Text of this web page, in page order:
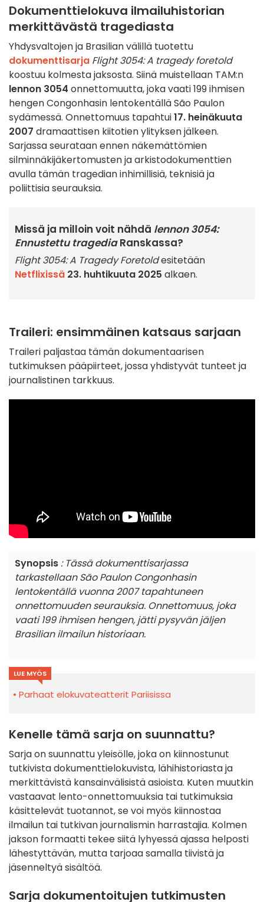
Dokumenttielokuva ilmailuhistorian
merkittävästä tragediasta
Yhdysvaltojen ja Brasilian välillä tuotettu
dokumenttisarja Flight 3054: A tragedy foretold
koostuu kolmesta jaksosta. Siinä muistellaan TAM:n
lennon 3054 onnettomuutta, joka vaati 199 ihmisen
hengen Congonhasin lentokentällä São Paulon
sydämessä. Onnettomuus tapahtui17. heinäkuuta
2007 dramaattisen kiitotien ylityksen jälkeen.
Sarjassa seurataan ennen näkemättömien
silminnäkijäkertomusten ja arkistodokumenttien
avulla tämän tragedian inhimillisiä, teknisiä ja
poliittisia seurauksia.
Missä ja milloin voit nähdä lennon 3054:
Ennustettu tragediaRanskassa?
Flight 3054: A Tragedy Foretoldesitetään
Netflixissä 23. huhtikuuta 2025 alkaen.
Traileri: ensimmäinen katsaus sarjaan
Traileri paljastaa tämän dokumentaarisen
tutkimuksen pääpiirteet, jossa yhdistyvät tunteet ja
journalistinen tarkkuus.
Synopsis : Tässä dokumenttisarjassa
tarkastellaan São Paulon Congonhasin
lentokentällä vuonna 2007 tapahtuneen
onnettomuuden seurauksia. Onnettomuus, joka
vaati 199 ihmisen hengen, jätti pysyvän jäljen
Brasilian ilmailun historiaan.
LUE MYÖS
Parhaat elokuvateatterit Pariisissa
Kenelle tämä sarja on suunnattu?
Sarja on suunnattu yleisölle, joka on kiinnostunut
tutkivista dokumenttielokuvista, lähihistoriasta ja
merkittävistä kansainvälisistä asioista. Kuten muutkin
vastaavat lento-onnettomuuksia tai tutkimuksia
käsittelevät tuotannot, se voi myös kiinnostaa
ilmailun tai tutkivan journalismin harrastajia. Kolmen
jakson formaatti tekee siitä lyhyessä ajassa helposti
lähestyttävän, mutta tarjoaa samalla tiivistä ja
jäsenneltyä sisältöä.
Sarja dokumentoitujen tutkimusten